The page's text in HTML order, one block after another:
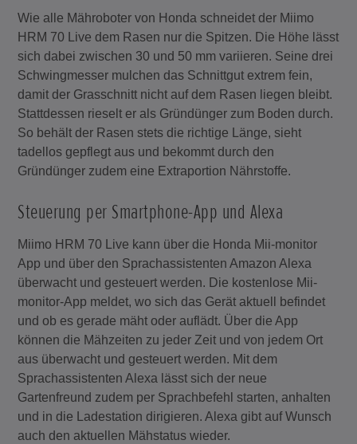
Wie alle Mähroboter von Honda schneidet der Miimo
HRM 70 Live dem Rasen nur die Spitzen. Die Höhe lässt
sich dabei zwischen 30 und 50 mm variieren. Seine drei
Schwingmesser mulchen das Schnittgut extrem fein,
damit der Grasschnitt nicht auf dem Rasen liegen bleibt.
Stattdessen rieselt er als Gründünger zum Boden durch.
So behält der Rasen stets die richtige Länge, sieht
tadellos gepflegt aus und bekommt durch den
Gründünger zudem eine Extraportion Nährstoffe.
Steuerung per Smartphone-App und Alexa
Miimo HRM 70 Live kann über die Honda Mii-monitor
App und über den Sprachassistenten Amazon Alexa
überwacht und gesteuert werden. Die kostenlose Mii-
monitor-App meldet, wo sich das Gerät aktuell befindet
und ob es gerade mäht oder auflädt. Über die App
können die Mähzeiten zu jeder Zeit und von jedem Ort
aus überwacht und gesteuert werden. Mit dem
Sprachassistenten Alexa lässt sich der neue
Gartenfreund zudem per Sprachbefehl starten, anhalten
und in die Ladestation dirigieren. Alexa gibt auf Wunsch
auch den aktuellen Mähstatus wieder.